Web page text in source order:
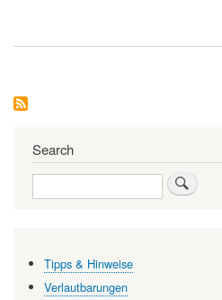
Search
Search
Tipps & Hinweise
Verlautbarungen